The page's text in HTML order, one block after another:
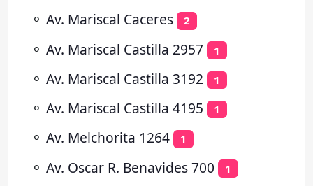
⚬ Av. Mariscal Caceres 2
⚬ Av. Mariscal Castilla 2957 1
⚬ Av. Mariscal Castilla 3192 1
⚬ Av. Mariscal Castilla 4195 1
⚬ Av. Melchorita 1264 1
⚬ Av. Oscar R. Benavides 700 1